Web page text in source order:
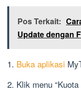
Pos Terkait:
Update dengan
1. Buka aplikasi
2. Klik menu “Kuota